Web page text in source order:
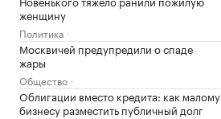
женщину
Политика
Москвичей предупредили о спаде
жары
Общество
Облигации вместо кредита: как малому
бизнесу разместить публичный долг